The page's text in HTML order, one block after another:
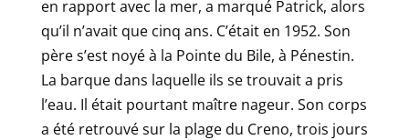
en rapport avec la mer, a marqué Patrick, alors
qu’il n’avait que cinq ans. C’était en 1952. Son
père s’est noyé à la Pointe du Bile, à Pénestin.
La barque dans laquelle ils se trouvait a pris
l’eau. Il était pourtant maître nageur. Son corps
a été retrouvé sur la plage du Creno, trois jours